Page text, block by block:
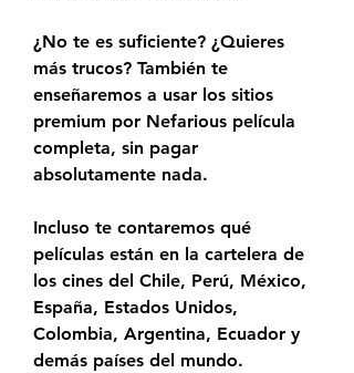
¿No te es suficiente? ¿Quieres
más trucos? También te
enseñaremos a usar los sitios
premium por Nefarious película
completa, sin pagar
absolutamente nada.
Incluso te contaremos qué
películas están en la cartelera de
los cines del Chile, Perú, México,
España, Estados Unidos,
Colombia, Argentina, Ecuador y
demás países del mundo.